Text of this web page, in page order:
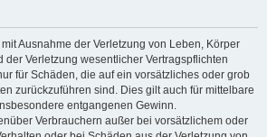
Ausnahme der Verletzung von Leben, Körper
der Verletzung wesentlicher Vertragspflichten
für Schäden, die auf ein vorsätzliches oder grob
zurückzuführen sind. Dies gilt auch für mittelbare
entgangenen Gewinn.
Verbrauchern außer bei vorsätzlichem oder